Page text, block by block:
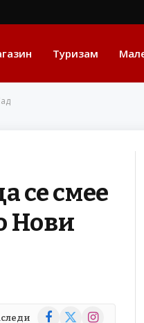
Туризам
се смее
Нови
Facebook
X
Instagram